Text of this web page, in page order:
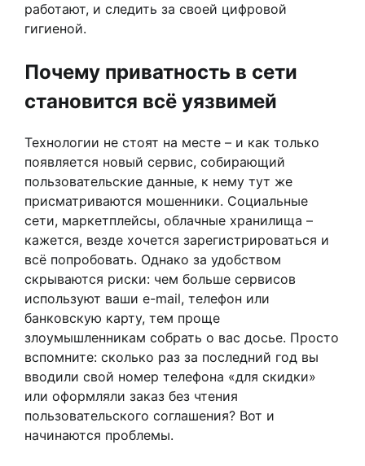
работают, и следить за своей цифровой
гигиеной.
Почему приватность в сети
становится всё уязвимей
Технологии не стоят на месте – и как только
появляется новый сервис, собирающий
пользовательские данные, к нему тут же
присматриваются мошенники. Социальные
сети, маркетплейсы, облачные хранилища –
кажется, везде хочется зарегистрироваться и
всё попробовать. Однако за удобством
скрываются риски: чем больше сервисов
используют ваши e-mail, телефон или
банковскую карту, тем проще
злоумышленникам собрать о вас досье. Просто
вспомните: сколько раз за последний год вы
вводили свой номер телефона «для скидки»
или оформляли заказ без чтения
пользовательского соглашения? Вот и
начинаются проблемы.